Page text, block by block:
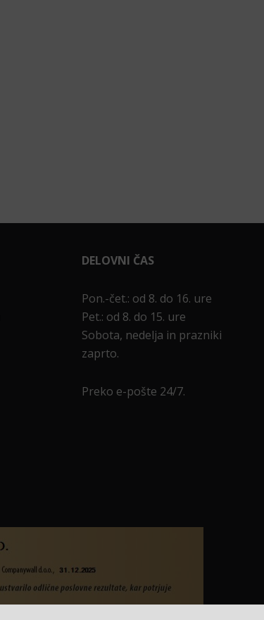
DELOVNI ČAS
Pon.-čet.: od 8. do 16. ure
Pet.: od 8. do 15. ure
Sobota, nedelja in prazniki
zaprto.
Preko e-pošte 24/7.